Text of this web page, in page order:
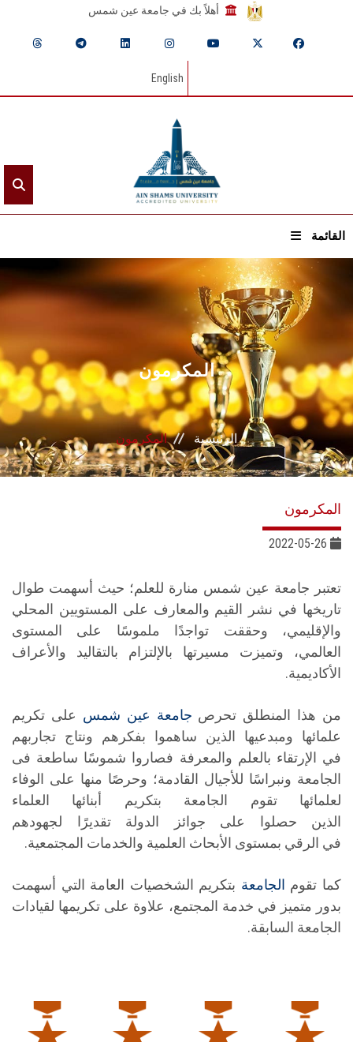
أهلاً بك في جامعة عين شمس
English
القائمة
الرئيسيـة
القطاعـات
الشئون الأكاديمية
البحث العلمي
الأنظمة الذكية
الإعلام
الطلاب
هيئة التدريس
الدراسات العليا
الخريجين
الموظفون
المكرمون
الرئيسية المكرمون
المكرمون
تعتبر جامعة عين شمس منارة للعلم؛ حيث أسهمت طوال
تاريخها في نشر القيم والمعارف على المستويين المحلي
والإقليمي، وحققت تواجدًا ملموسًا على المستوى
العالمي، وتميزت مسيرتها بالإلتزام بالتقاليد والأعراف
الأكاديمية.
من هذا المنطلق تحرص جامعة عين شمس على تكريم
علمائها ومبدعيها الذين ساهموا بفكرهم ونتاج تجاربهم
في الإرتقاء بالعلم والمعرفة فصاروا شموسًا ساطعة فى
الجامعة ونبراسًا للأجيال القادمة؛ وحرصًا منها على الوفاء
لعلمائها تقوم الجامعة بتكريم أبنائها العلماء
الذين حصلوا على جوائز الدولة تقديرًا لجهودهم
في الرقي بمستوى الأبحاث العلمية والخدمات المجتمعية.
كما تقوم الجامعة بتكريم الشخصيات العامة التي أسهمت
بدور متميز في خدمة المجتمع، علاوة على تكريمها لقيادات
الجامعة السابقة.